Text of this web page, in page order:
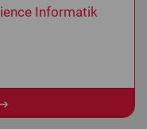
Informatik